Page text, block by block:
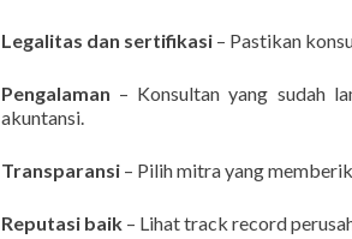
Legalitas dan sertifikasi – Pastikan
Pengalaman – Konsultan yang sudah
akuntansi.
Transparansi – Pilih mitra yang
Reputasi baik – Lihat track record